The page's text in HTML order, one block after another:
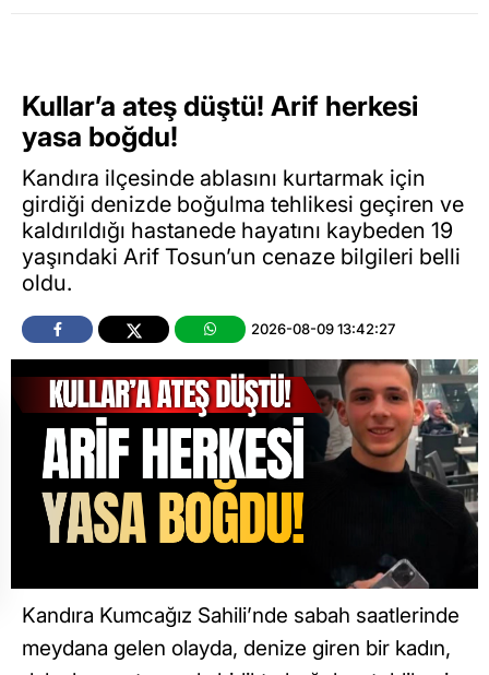
Kullar’a ateş düştü! Arif herkesi
yasa boğdu!
Kandıra ilçesinde ablasını kurtarmak için
girdiği denizde boğulma tehlikesi geçiren ve
kaldırıldığı hastanede hayatını kaybeden 19
yaşındaki Arif Tosun’un cenaze bilgileri belli
oldu.
2026-08-09 13:42:27
Kandıra Kumcağız Sahili’nde sabah saatlerinde
meydana gelen olayda, denize giren bir kadın,